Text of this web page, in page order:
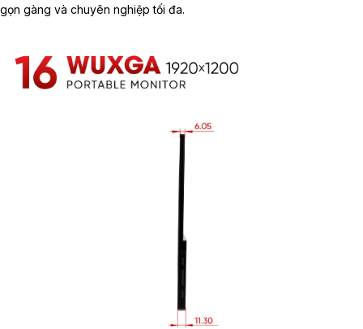
gọn gàng và chuyên nghiệp tối đa.